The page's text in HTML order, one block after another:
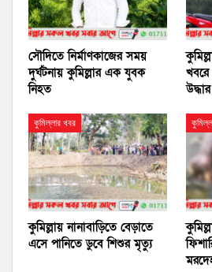
সৌদিতে নির্মাণকাজের সময়
দুর্ঘটনায় কুমিল্লার এক যুবক
নিহত
খবরে
উদ্ধার
কুমিল্লার খবর
কুমিল্লায় নানাবাড়িতে বেড়াতে
এসে পানিতে ডুবে শিশুর মৃত্যু